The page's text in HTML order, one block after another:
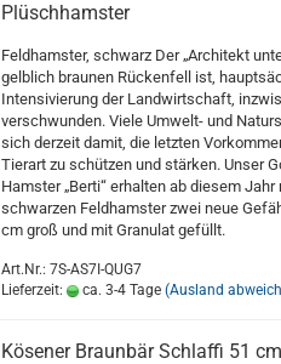
Plüschhamster
Feldhamster, schwarz Der „Architekt
gelblich braunen Rückenfell ist,
Intensivierung der Landwirtschaft,
verschwunden. Viele Umwelt- und
sich derzeit damit, die letzten
Tierart zu schützen und stärken. Unser
Hamster „Berti“ erhalten ab diesem
schwarzen Feldhamster zwei neue
cm groß und mit Granulat gefüllt.
Art.Nr.: 7S-AS7I-QUG7
Lieferzeit:
ca. 3-4 Tage (Ausland
Kösener Braunbär Schlaffi 51